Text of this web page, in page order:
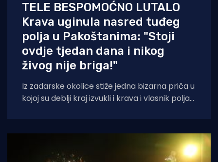
TELE BESPOMOĆNO LUTALO
Krava uginula nasred tuđeg
polja u Pakoštanima: "Stoji
ovdje tjedan dana i nikog
živog nije briga!"
Iz zadarske okolice stiže jedna bizarna priča u
kojoj su deblji kraj izvukli i krava i vlasnik polja